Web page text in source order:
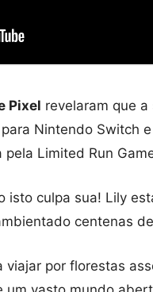
Pixel revelaram que a
Nintendo Switch
Limited Run
isto culpa sua! Lily
centenas
viajar por florestas